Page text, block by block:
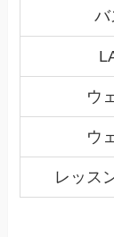
バ
ウ
ウ
レッス